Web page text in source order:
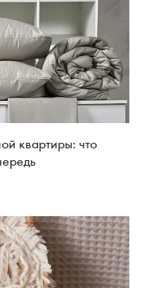
квартиры: что